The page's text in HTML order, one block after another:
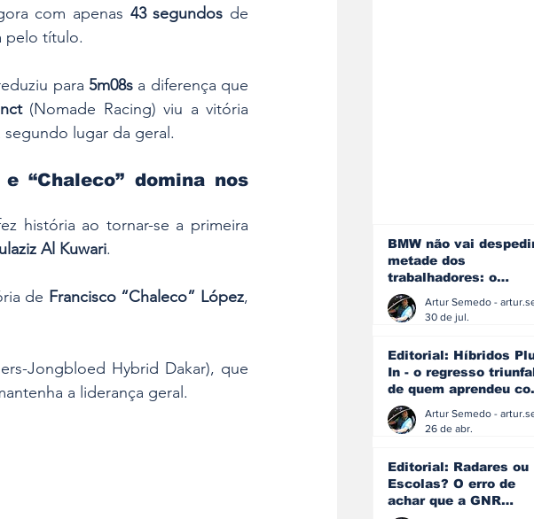
com apenas 43 segundos de
pelo título.
para 5m08s a diferença que
(Nomade Racing) viu a vitória
segundo lugar da geral.
“Chaleco” domina nos
história ao tornar-se a primeira
Al Kuwari.
de Francisco “Chaleco” López,
Jongbloed Hybrid Dakar), que
a liderança geral.
BMW não vai
metade dos
trabalhadores: o
problema é o
que muitos decidiram
30 de jul.
Editorial: Híbridos
In - o regresso
de quem aprendeu
os erros do passado
26 de abr.
Editorial: Radares ou
Escolas? O erro de
achar que a GNR